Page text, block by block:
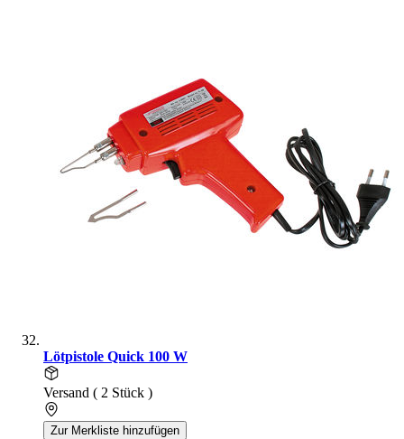
Lötpistole Quick 100 W
Versand ( 2 Stück )
Zur Merkliste hinzufügen